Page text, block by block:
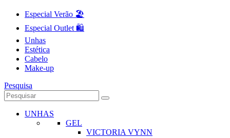
Especial Verão 🏖️
Especial Outlet 🛍️
Unhas
Estética
Cabelo
Make-up
Pesquisa
UNHAS
GEL
VICTORIA VYNN